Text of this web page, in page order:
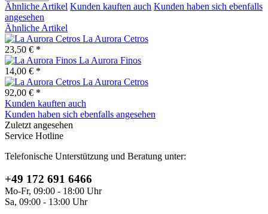
Ähnliche Artikel Kunden kauften auch Kunden haben sich ebenfalls
angesehen
Ähnliche Artikel
La Aurora Cetros
23,50 € *
La Aurora Finos
14,00 € *
La Aurora Cetros
92,00 € *
Kunden kauften auch
Kunden haben sich ebenfalls angesehen
Zuletzt angesehen
Service Hotline
Telefonische Unterstützung und Beratung unter:
+49 172 691 6466
Mo-Fr, 09:00 - 18:00 Uhr
Sa, 09:00 - 13:00 Uhr